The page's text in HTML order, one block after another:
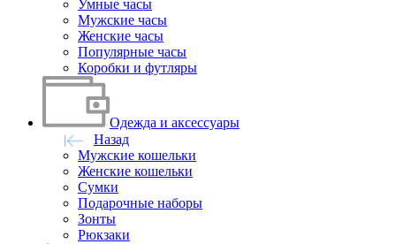
Умные часы
Мужские часы
Женские часы
Популярные часы
Коробки и футляры
Одежда и аксессуары
Назад
Мужские кошельки
Женские кошельки
Сумки
Подарочные наборы
Зонты
Рюкзаки